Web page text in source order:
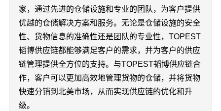
家，通过先进的仓储设施和专业的团队，为客户提供
优越的仓储解决方案和服务。无论是仓储设施的安全
性、货物信息的准确性还是团队的专业性，TOPEST
韬博供应链都能够满足客户的需求，并为客户的供应
链管理提供全方位的支持。与TOPEST韬博供应链合
作，客户可以更加高效地管理货物的仓储，并将货物
快速分销到北美市场，从而实现供应链的优化和升
级。